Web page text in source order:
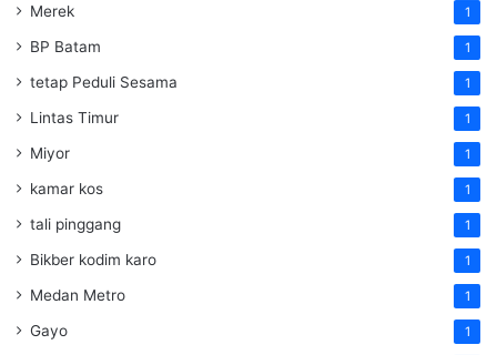
Merek 1
BP Batam 1
tetap Peduli Sesama 1
Lintas Timur 1
Miyor 1
kamar kos 1
tali pinggang 1
Bikber kodim karo 1
Medan Metro 1
Gayo 1